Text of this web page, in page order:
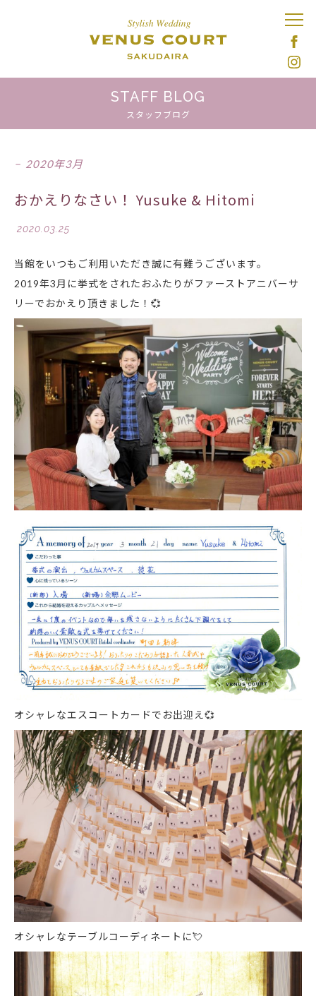
STAFF BLOG
スタッフブログ
2020年3月
おかえりなさい！ Yusuke & Hitomi
2020.03.25
当館をいつもご利用いただき誠に有難うございます。
2019年3月に挙式をされたおふたりがファーストアニバーサ
リーでおかえり頂きました！ 💞
オシャレなエスコートカードでお出迎え💞
オシャレなテーブルコーディネートに💘